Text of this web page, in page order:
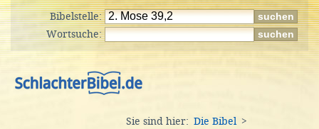
Bibelstelle:
Wortsuche:
Sie sind hier: Die Bibel
>